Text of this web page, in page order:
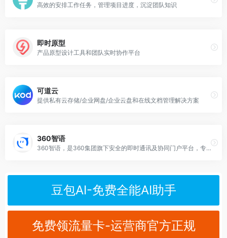
高效的安排工作任务，管理项目进度，沉淀团队知识
即时原型
产品原型设计工具和团队实时协作平台
可道云
提供私有云存储/企业网盘/企业云盘和在线文档管理解决方案
360智语
360智语，是360集团旗下安全的即时通讯及协同门户平台，专业为政企提供安全可靠的企业即时通讯、统一门户平台等服务,提高工作效率,降低企业成本。
豆包AI-免费全能AI助手
免费领流量卡-运营商官方正规